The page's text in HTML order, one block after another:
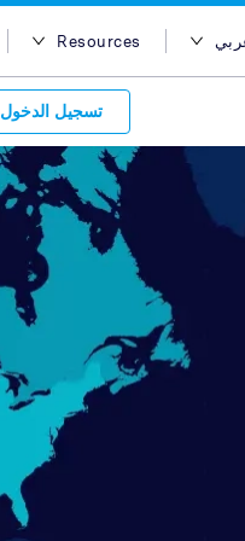
English
Bahasa Indonesia
简体中文
Resources
مدونة
Case Studies
Support
APIs
تسجيل الدخول